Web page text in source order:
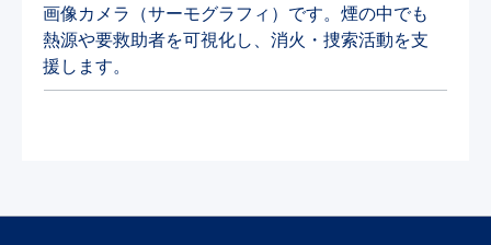
画像カメラ（サーモグラフィ）です。煙の中でも
熱源や要救助者を可視化し、消火・捜索活動を支
援します。